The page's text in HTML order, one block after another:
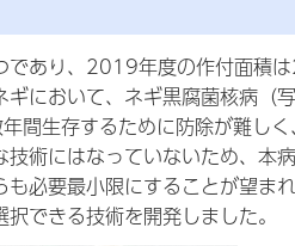
であり、2019年度の作付面
において、ネギ黒腐菌核病
間生存するために防除が難し
術にはなっていないため、
必要最小限にすることが望
できる技術を開発しました。